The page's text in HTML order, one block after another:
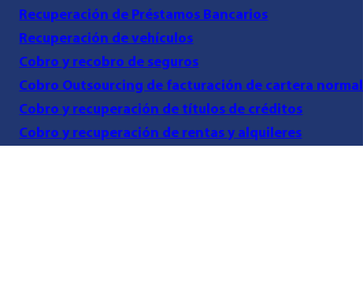
Recuperación de Préstamos Bancarios
Recuperación de vehículos
Cobro y recobro de seguros
Cobro Outsourcing de facturación de cartera normal
Cobro y recuperación de títulos de créditos
Cobro y recuperación de rentas y alquileres